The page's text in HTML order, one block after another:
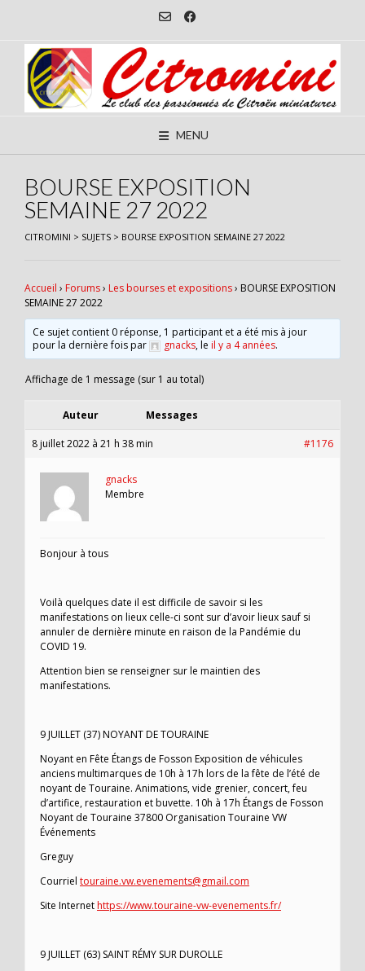
content
MENU
BOURSE EXPOSITION
SEMAINE 27 2022
CITROMINI > SUJETS > BOURSE EXPOSITION SEMAINE 27 2022
Accueil › Forums› Les bourses et expositions› BOURSE EXPOSITION
SEMAINE 27 2022
Ce sujet contient 0 réponse, 1 participant et a été mis à jour
pour la dernière fois par
gnacks, leil y a 4 années.
Affichage de 1 message (sur 1 au total)
Auteur Messages
8 juillet 2022 à 21 h 38 min #1176
gnacks
Membre
Bonjour à tous
Voilà quelques date il est difficile de savoir si les
manifestations on lieux celle-ci sont sur d’avoir lieux sauf si
annuler de dernière minute en raison de la Pandémie du
COVID 19.
Attention bien se renseigner sur le maintien des
manifestations.
9 JUILLET (37) NOYANT DE TOURAINE
Noyant en Fête Étangs de Fosson Exposition de véhicules
anciens multimarques de 10h à 17h lors de la fête de l’été de
noyant de Touraine. Animations, vide grenier, concert, feu
d’artifice, restauration et buvette. 10h à 17h Étangs de Fosson
Noyant de Touraine 37800 Organisation Touraine VW
Événements
Greguy
Courriel touraine.vw.evenements@gmail.com
Site Internethttps://www.touraine-vw-evenements.fr/
9 JUILLET (63) SAINT RÉMY SUR DUROLLE